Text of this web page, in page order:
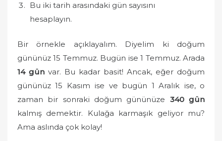
Bu iki tarih arasındaki gün sayısını
hesaplayın.
Bir örnekle açıklayalım. Diyelim ki doğum
gününüz 15 Temmuz. Bugün ise 1 Temmuz. Arada
14 gün var. Bu kadar basit! Ancak, eğer doğum
gününüz 15 Kasım ise ve bugün 1 Aralık ise, o
zaman bir sonraki doğum gününüze 340 gün
kalmış demektir. Kulağa karmaşık geliyor mu?
Ama aslında çok kolay!